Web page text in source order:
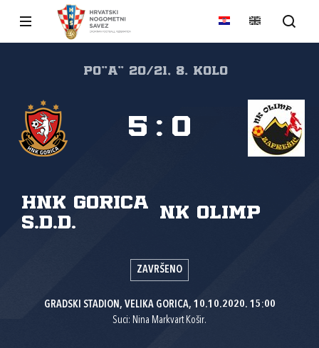
PO"A" 20/21, 8. kolo
HNK Gorica
s.d.d.
NK Olimp
5 : 0
ZAVRŠENO
GRADSKI STADION, VELIKA GORICA, 10.10.2020. 15:00
Suci: Nina Markvart Košir.